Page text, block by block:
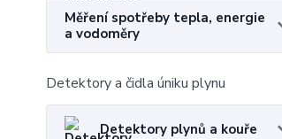
Měření spotřeby tepla, energie
a vodoměry
Detektory a čidla úniku plynu
Detektory plynů a kouře